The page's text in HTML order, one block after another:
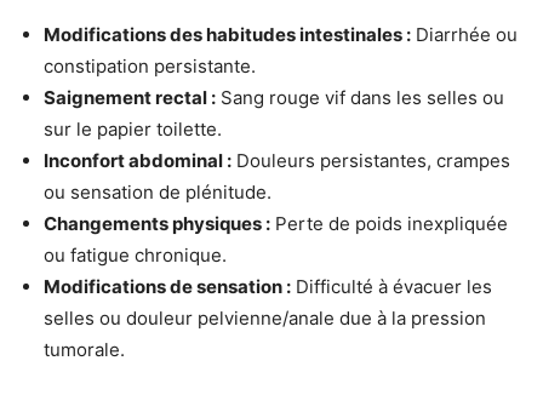
Modifications des habitudes intestinales : Diarrhée ou
constipation persistante.
Saignement rectal : Sang rouge vif dans les selles ou
sur le papier toilette.
Inconfort abdominal : Douleurs persistantes, crampes
ou sensation de plénitude.
Changements physiques : Perte de poids inexpliquée
ou fatigue chronique.
Modifications de sensation : Difficulté à évacuer les
selles ou douleur pelvienne/anale due à la pression
tumorale.